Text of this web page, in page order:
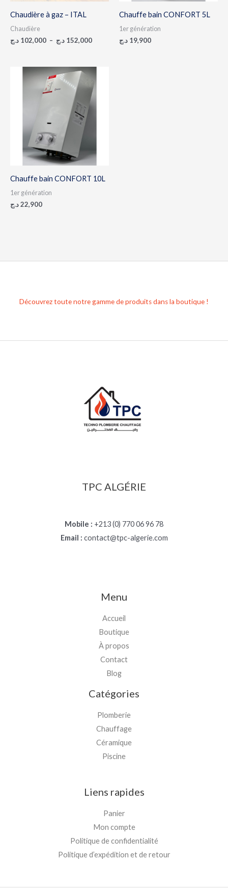
Chaudière à gaz – ITAL
Chaudière
102,000 د.ج – 152,000 د.ج
Chauffe bain CONFORT 5L
1er génération
19,900 د.ج
Chauffe bain CONFORT 10L
1er génération
22,900د.ج
Découvrez toute notre gamme de produits dans la boutique !
TPC ALGÉRIE
Mobile : +213 (0) 770 06 96 78
Email : contact@tpc-algerie.com
Menu
Accueil
Boutique
À propos
Contact
Blog
Catégories
Plomberie
Chauffage
Céramique
Piscine
Liens rapides
Panier
Mon compte
Politique de confidentialité
Politique d’expédition et de retour